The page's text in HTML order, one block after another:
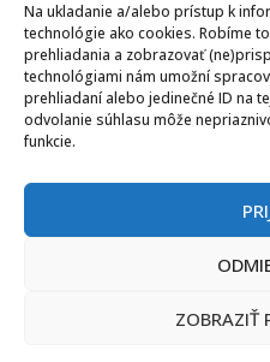
Na ukladanie a/alebo prístup k
technológie ako cookies. Robíme
prehliadania a zobrazovať
technológiami nám umožní
prehliadaní alebo jedinečné ID na
odvolanie súhlasu môže
funkcie.
ZOBRAZIŤ
Používanie
Ochrana